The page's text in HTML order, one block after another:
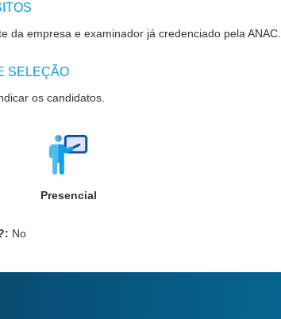
da empresa e examinador já credenciado pela ANAC.
SELEÇÃO
os candidatos.
Presencial
: No